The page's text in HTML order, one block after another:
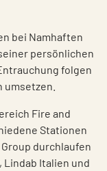
bei Namhaften
persönlichen
folgen
umsetzen.
Fire and
Stationen
durchlaufen
Lindab Italien und